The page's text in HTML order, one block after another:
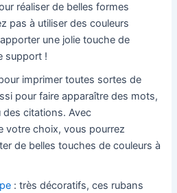
réaliser de belles formes
pas à utiliser des couleurs
une jolie touche de
support !
imprimer toutes sortes de
pour faire apparaître des mots,
citations. Avec
votre choix, vous pourrez
de belles touches de couleurs à
: très décoratifs, ces rubans